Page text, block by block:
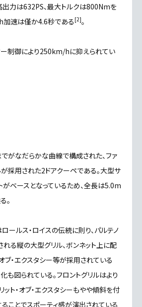
出力は632PS、最大トルクは800Nmを
加速は僅か4.6秒である [2]。
制御により250km/hに抑えられてい
でがなだらかな曲線で構成された、 ファ
採用された2ドアクーペである。大型サ
がベースとなっているため、全長は5.0m
。
ールス・ロイスの伝統に則り、 パルテノ
れる縦の大型グリル、ボンネット 上に配
ブ・エクスタシー等が採用されている
も図られている。フロントグリルはより
ット・オブ・エクスタシーもやや傾斜を付
ることでスポーティ感が演出されている